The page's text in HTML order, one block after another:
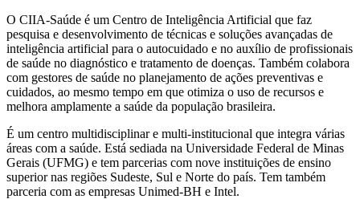
O CIIA-Saúde é um Centro de Inteligência Artificial que faz
pesquisa e desenvolvimento de técnicas e soluções avançadas de
inteligência artificial para o autocuidado e no auxílio de profissionais
de saúde no diagnóstico e tratamento de doenças. Também colabora
com gestores de saúde no planejamento de ações preventivas e
cuidados, ao mesmo tempo em que otimiza o uso de recursos e
melhora amplamente a saúde da população brasileira.
É um centro multidisciplinar e multi-institucional que integra várias
áreas com a saúde. Está sediada na Universidade Federal de Minas
Gerais (UFMG) e tem parcerias com nove instituições de ensino
superior nas regiões Sudeste, Sul e Norte do país. Tem também
parceria com as empresas Unimed-BH e Intel.